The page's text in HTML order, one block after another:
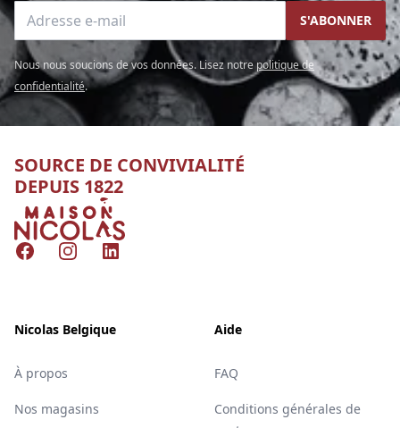
Adresse e-mail S'ABONNER
Nous nous soucions de vos données. Lisez notre politique de
confidentialité.
SOURCE DE CONVIVIALITÉ
DEPUIS 1822
Nicolas
FacebookInstagramLinkedIn
Nicolas Belgique
À propos
Nos magasins
Aide
FAQ
Conditions générales de